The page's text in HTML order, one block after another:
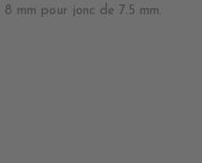
mm pour jonc de 7.5 mm.